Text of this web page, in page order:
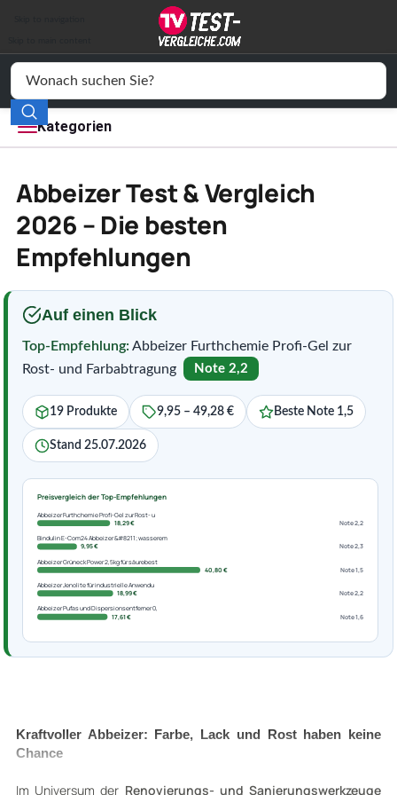
Kategorien
Elektronik
Freizeit
Wohnen
Service
Abbeizer Test & Vergleich
2026 – Die besten
Empfehlungen
Auf einen Blick
Top-Empfehlung: Abbeizer Furthchemie Profi-Gel zur
Rost- und Farbabtragung
Note 2,2
19 Produkte 9,95 – 49,28 € Beste Note 1,5
Stand 25.07.2026
Preisvergleich der Top-Empfehlungen
Abbeizer Furthchemie Profi-Gel zur Rost- u
18,29 €
Note 2,2
Bindulin E-Com24 Abbeizer &#8211; wasserem
9,95 €
Note 2,3
Abbeizer Grüneck Power 2,5kg für säurebest
40,80 €
Note 1,5
Abbeizer Jenolite für industrielle Anwendu
18,99 €
Note 2,2
Abbeizer Pufas und Dispersionsentferner 0,
17,61 €
Note 1,6
Kraftvoller Abbeizer: Farbe, Lack und Rost haben keine
Chance
Im Universum der Renovierungs- und Sanierungswerkzeuge